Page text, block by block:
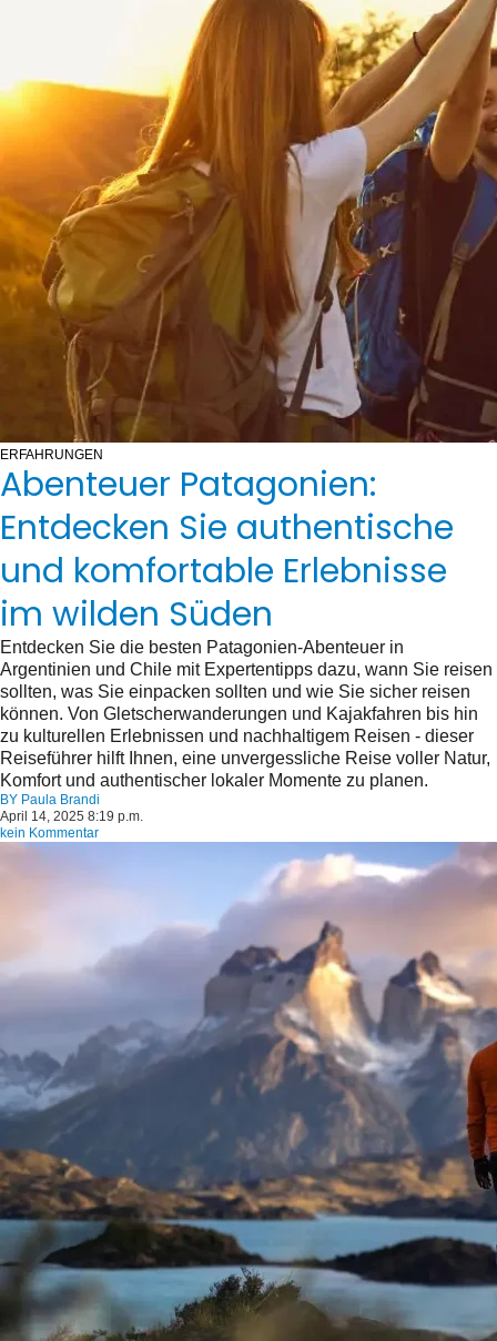
ERFAHRUNGEN
Abenteuer Patagonien:
Entdecken Sie authentische
und komfortable Erlebnisse
im wilden Süden
Entdecken Sie die besten Patagonien-Abenteuer in
Argentinien und Chile mit Expertentipps dazu, wann Sie reisen
sollten, was Sie einpacken sollten und wie Sie sicher reisen
können. Von Gletscherwanderungen und Kajakfahren bis hin
zu kulturellen Erlebnissen und nachhaltigem Reisen - dieser
Reiseführer hilft Ihnen, eine unvergessliche Reise voller Natur,
Komfort und authentischer lokaler Momente zu planen.
BY Paula Brandi
April 14, 2025 8:19 p.m.
kein Kommentar